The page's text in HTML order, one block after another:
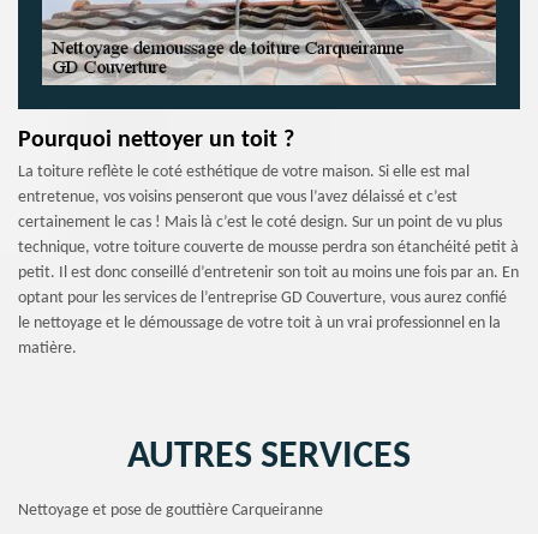
Pourquoi nettoyer un toit ?
La toiture reflète le coté esthétique de votre maison. Si elle est mal
entretenue, vos voisins penseront que vous l’avez délaissé et c’est
certainement le cas ! Mais là c’est le coté design. Sur un point de vu plus
technique, votre toiture couverte de mousse perdra son étanchéité petit à
petit. Il est donc conseillé d’entretenir son toit au moins une fois par an. En
optant pour les services de l’entreprise GD Couverture, vous aurez confié
le nettoyage et le démoussage de votre toit à un vrai professionnel en la
matière.
AUTRES SERVICES
Nettoyage et pose de gouttière Carqueiranne